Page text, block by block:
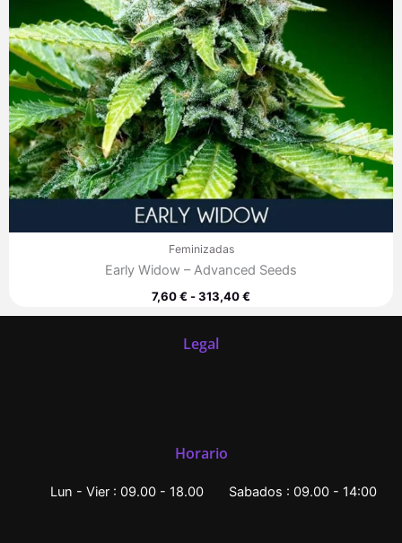
Feminizadas
Early Widow – Advanced Seeds
7,60€-313,40€
Legal
Horario
Lun - Vier : 09.00 - 18.00 Sabados : 09.00 - 14:00